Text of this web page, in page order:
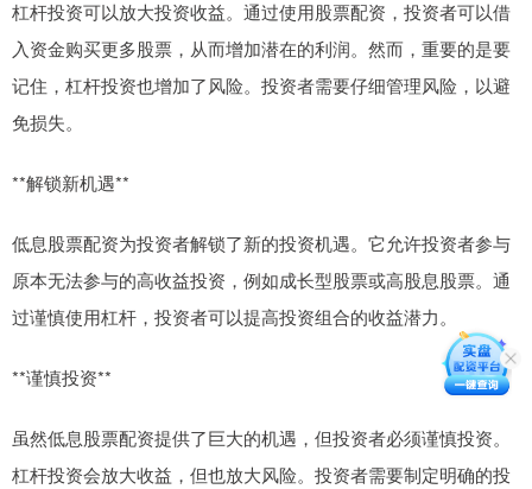
杠杆投资可以放大投资收益。通过使用股票配资，投资者可以借
入资金购买更多股票，从而增加潜在的利润。然而，重要的是要
记住，杠杆投资也增加了风险。投资者需要仔细管理风险，以避
免损失。
**解锁新机遇**
低息股票配资为投资者解锁了新的投资机遇。它允许投资者参与
原本无法参与的高收益投资，例如成长型股票或高股息股票。通
过谨慎使用杠杆，投资者可以提高投资组合的收益潜力。
**谨慎投资**
虽然低息股票配资提供了巨大的机遇，但投资者必须谨慎投资。
杠杆投资会放大收益，但也放大风险。投资者需要制定明确的投